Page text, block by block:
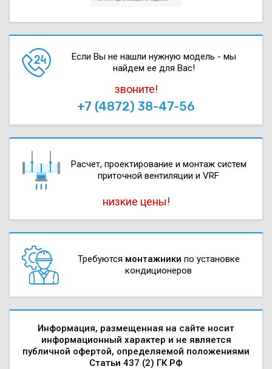
Если Вы не нашли нужную модель - мы
найдем ее для Вас!
звоните!
+7 (4872) 38-47-56
Расчет, проектирова­ние и монтаж систем
приточной вентиляции и VRF
низкие цены!
Требуются монтажники по установке
кондиционеров
Информация, размещенная на сайте носит
информационный характер и не является
публичной офертой, определяемой положениями
Статьи 437 (2) ГК РФ